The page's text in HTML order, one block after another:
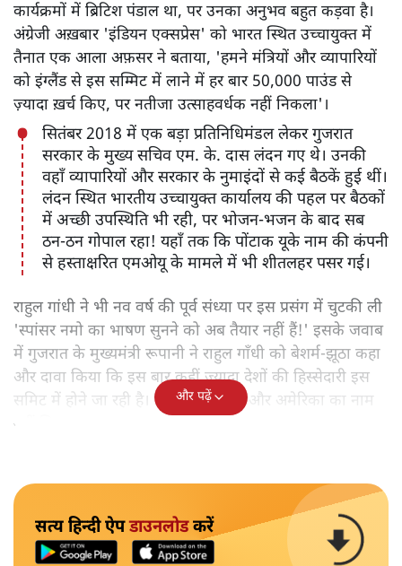
कार्यक्रमों में ब्रिटिश पंडाल था, पर उनका अनुभव बहुत कड़वा है।
अंग्रेजी अख़बार 'इंडियन एक्सप्रेस' को भारत स्थित उच्चायुक्त में
तैनात एक आला अफ़सर ने बताया, 'हमने मंत्रियों और व्यापारियों
को इंग्लैंड से इस सम्मिट में लाने में हर बार 50,000 पाउंड से
ज़्यादा ख़र्च किए, पर नतीजा उत्साहवर्धक नहीं निकला'।
सितंबर 2018 में एक बड़ा प्रतिनिधिमंडल लेकर गुजरात
सरकार के मुख्य सचिव एम. के. दास लंदन गए थे। उनकी
वहाँ व्यापारियों और सरकार के नुमाइंदों से कई बैठकें हुई थीं।
लंदन स्थित भारतीय उच्चायुक्त कार्यालय की पहल पर बैठकों
में अच्छी उपस्थिति भी रही, पर भोजन-भजन के बाद सब
ठन-ठन गोपाल रहा! यहाँ तक कि पोंटाक यूके नाम की कंपनी
से हस्ताक्षरित एमओयू के मामले में भी शीतलहर पसर गई।
राहुल गांधी ने भी नव वर्ष की पूर्व संध्या पर इस प्रसंग में चुटकी ली
'स्पांसर नमो का भाषण सुनने को अब तैयार नहीं हैं!' इसके जवाब
में गुजरात के मुख्यमंत्री रूपानी ने राहुल गाँधी को बेशर्म-झूठा कहा
और दावा किया कि इस बार कहीं ज़्यादा देशों की हिस्सेदारी इस
समिट में होने जा रही है। पर उन्होंने ब्रिटेन और अमेरिका का नाम
नहीं लिया।
और पढ़ें
सत्य हिन्दी ऐपडाउनलोडकरें